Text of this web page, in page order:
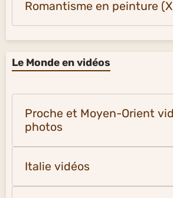
Romantisme en peinture
Le Monde en vidéos
Proche et Moyen-Orient
photos
Italie vidéos